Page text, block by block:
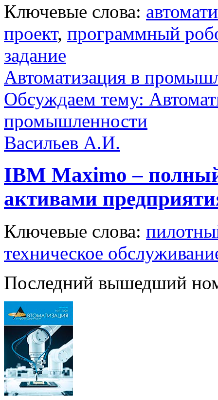
Ключевые слова:
проект, программный
задание
Автоматизация в
Обсуждаем тему:
промышленности
Васильев А.И.
IBM Maximo –
активами
Ключевые слова:
техническое
Последний вышедший